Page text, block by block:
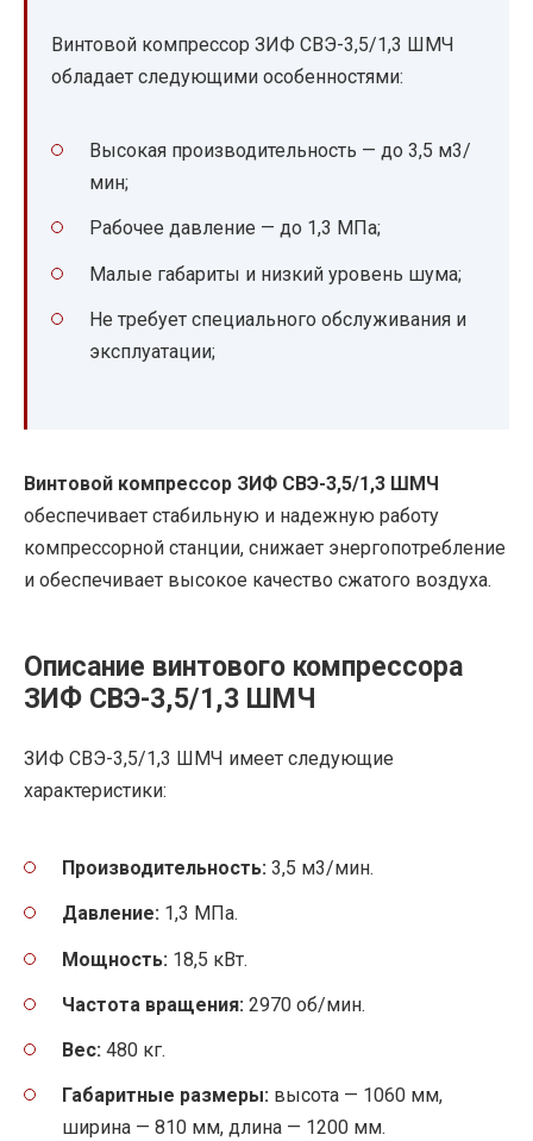
Винтовой компрессор ЗИФ СВЭ-3,5/1,3 ШМЧ
обладает следующими особенностями:
Высокая производительность — до 3,5 м3/
мин;
Рабочее давление — до 1,3 МПа;
Малые габариты и низкий уровень шума;
Не требует специального обслуживания и
эксплуатации;
Винтовой компрессор ЗИФ СВЭ-3,5/1,3 ШМЧ
обеспечивает стабильную и надежную работу
компрессорной станции, снижает энергопотребление
и обеспечивает высокое качество сжатого воздуха.
Описание винтового компрессора
ЗИФ СВЭ-3,5/1,3 ШМЧ
ЗИФ СВЭ-3,5/1,3 ШМЧ имеет следующие
характеристики:
Производительность: 3,5 м3/мин.
Давление: 1,3 МПа.
Мощность: 18,5 кВт.
Частота вращения: 2970 об/мин.
Вес: 480 кг.
Габаритные размеры: высота — 1060 мм,
ширина — 810 мм, длина — 1200 мм.